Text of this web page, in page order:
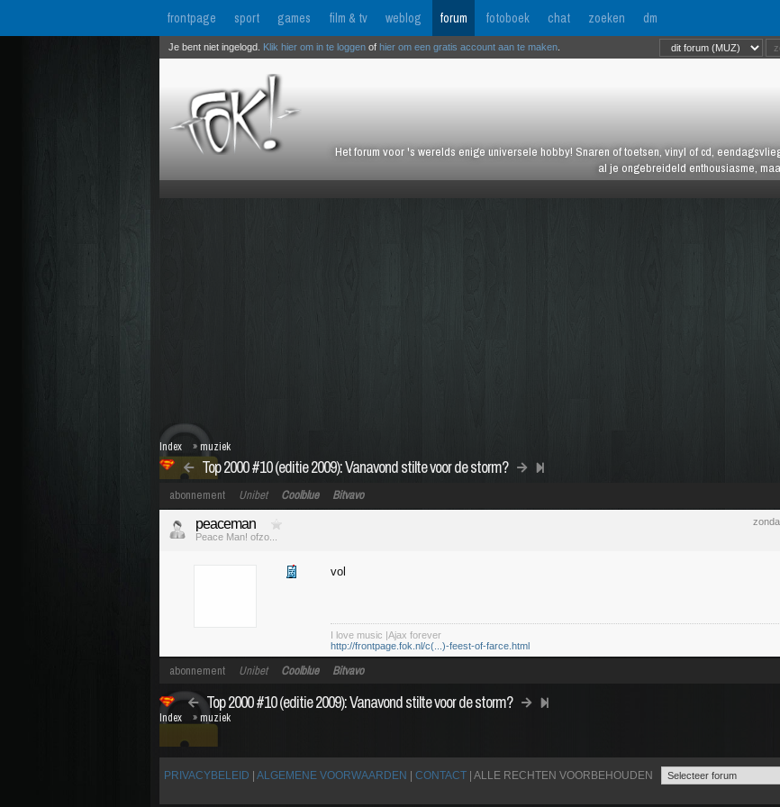
frontpage sport games film & tv weblog forum fotoboek chat zoeken dm
Het forum voor 's werelds enige universele hobby! Snaren of toetsen, vinyl of cd,
al je ongebreideld enthousiasme,
Je bent niet ingelogd. Klik hier om in te loggen of hier om een gratis account aan te maken
Top 2000 #10 (editie 2009): Vanavond stilte voor de storm?
Index » muziek
abonnement Unibet Coolblue Bitvavo
peaceman
Peace Man! ofzo...
vol
I love music |Ajax forever
http://frontpage.fok.nl/c(...)-feest-of-farce.html
abonnement Unibet Coolblue Bitvavo
Top 2000 #10 (editie 2009): Vanavond stilte voor de storm?
Index »muziek
PRIVACYBELEID ALGEMENE VOORWAARDEN CONTACT | ALLE RECHTEN VOORBEHOUDEN